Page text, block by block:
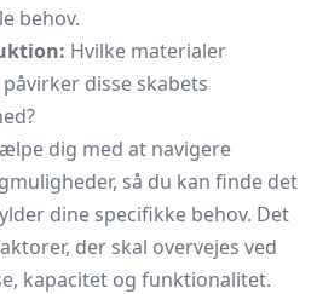
behov.
Hvilke materialer
disse skabets
dig med at navigere
så du kan finde det
dine specifikke behov. Det
der skal overvejes ved
kapacitet og funktionalitet.